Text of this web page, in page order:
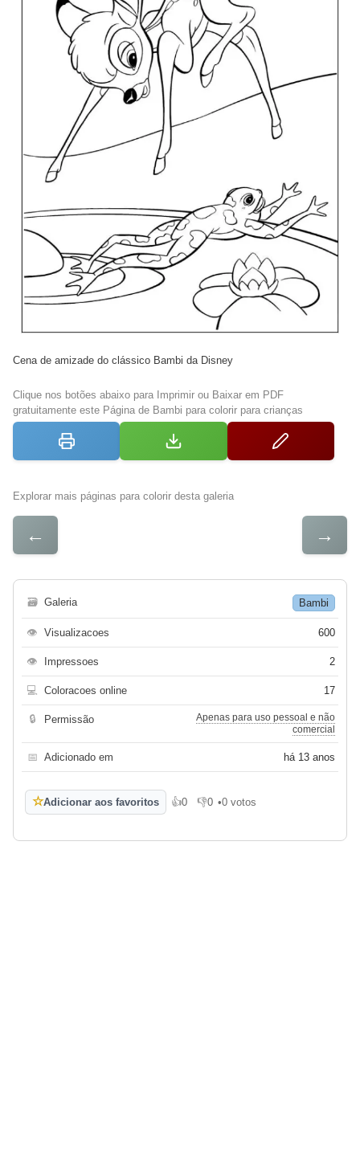
Cena de amizade do clássico Bambi da Disney
Clique nos botões abaixo para Imprimir ou Baixar em PDF
gratuitamente este Página de Bambi para colorir para crianças
Explorar mais páginas para colorir desta galeria
← →
🗃 Galeria Bambi
👁 Visualizacoes 600
👁 Impressoes 2
💻 Coloracoes online 17
🔒 Permissão
Apenas para uso pessoal e não
comercial
📅 Adicionado em há 13 anos
☆Adicionar aos favoritos 👍0
Gosto👎0
Não gosto
•0 votos